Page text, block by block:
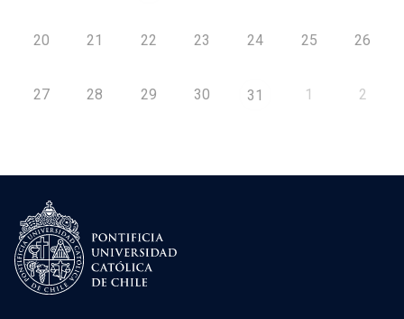
20 21 22 23 24 25 26
27 28 29 30 31 1 2